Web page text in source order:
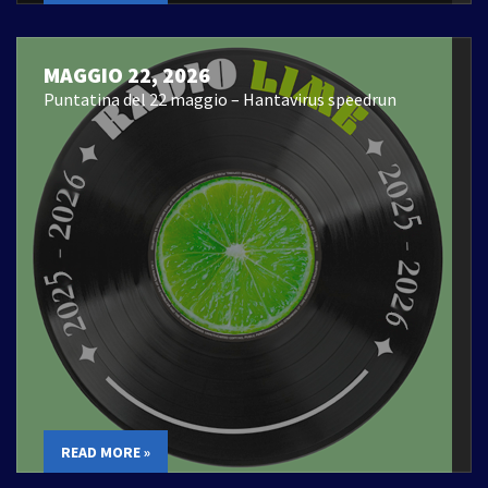
MAGGIO 22, 2026
Puntatina del 22 maggio – Hantavirus speedrun
READ MORE »